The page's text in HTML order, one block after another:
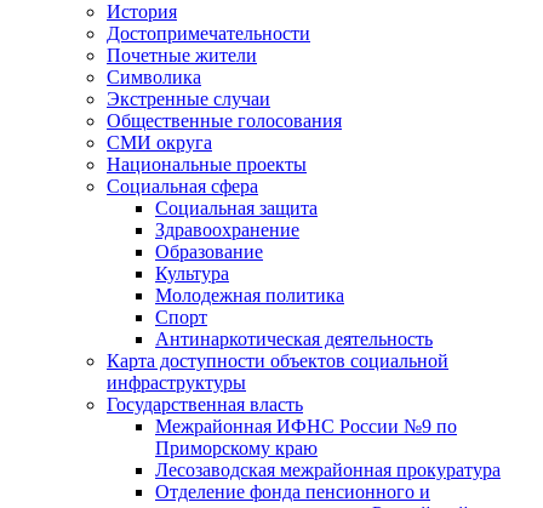
История
Достопримечательности
Почетные жители
Символика
Экстренные случаи
Общественные голосования
СМИ округа
Национальные проекты
Социальная сфера
Социальная защита
Здравоохранение
Образование
Культура
Молодежная политика
Спорт
Антинаркотическая деятельность
Карта доступности объектов социальной
инфраструктуры
Государственная власть
Межрайонная ИФНС России №9 по
Приморскому краю
Лесозаводская межрайонная прокуратура
Отделение фонда пенсионного и